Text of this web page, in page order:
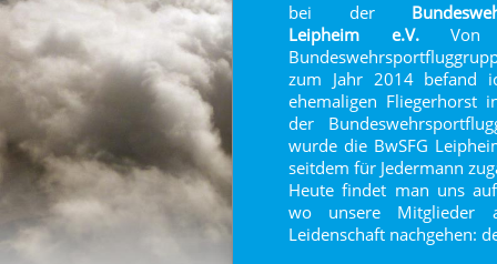
bei der
Leipheim e.V.Von
zum Jahr 2014 befand
ehemaligen Fliegerhorst
der
wurde die BwSFG
seitdem für Jedermann
Heute findet man uns
wo unsere Mitglieder
Leidenschaft nachgehen: